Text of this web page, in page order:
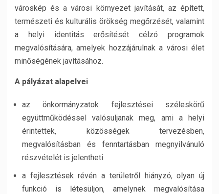
városkép és a városi környezet javítását, az épített,
természeti és kulturális örökség megőrzését, valamint
a helyi identitás erősítését célzó programok
megvalósítására, amelyek hozzájárulnak a városi élet
minőségének javításához.
A pályázat alapelvei
az önkormányzatok fejlesztései széleskörű
együttműködéssel valósuljanak meg, ami a helyi
érintettek, közösségek tervezésben,
megvalósításban és fenntartásban megnyilvánuló
részvételét is jelentheti
a fejlesztések révén a területről hiányzó, olyan új
funkció is létesüljön, amelynek megvalósítása